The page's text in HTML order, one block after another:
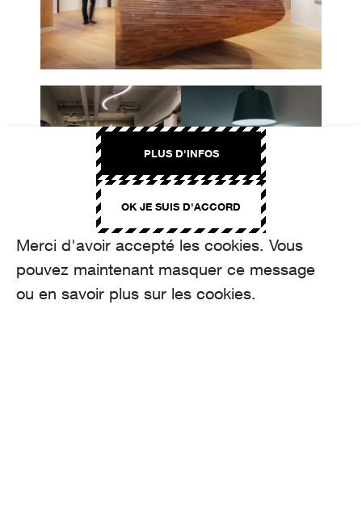
Merci d'avoir accepté les cookies. Vous
pouvez maintenant masquer ce message
ou en savoir plus sur les cookies.
OK JE SUIS D'ACCORD
PLUS D'INFOS